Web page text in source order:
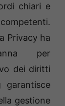
chiari e
Privacy ha
per
dei diritti
garantisce
gestione